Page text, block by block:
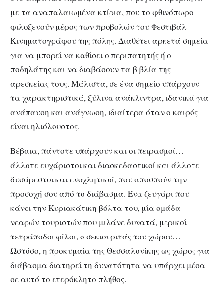
με τα αναπαλαιωμένα κτίρια, που το φθινόπωρο
φιλοξενούν μέρος των προβολών του Φεστιβάλ
Κινηματογράφου της πόλης. Διαθέτει αρκετά σημεία
για να μπορεί να καθίσει ο περιπατητής ή ο
ποδηλάτης και να διαβάσουν τα βιβλία της
αρεσκείας τους. Μάλιστα, σε ένα σημείο υπάρχουν
τα χαρακτηριστικά, ξύλινα ανάκλιντρα, ιδανικά για
ανάπαυση και ανάγνωση, ιδιαίτερα όταν ο καιρός
είναι ηλιόλουστος.
Βέβαια, πάντοτε υπάρχουν και οι πειρασμοί…
άλλοτε ευχάριστοι και διασκεδαστικοί και άλλοτε
δυσάρεστοι και ενοχλητικοί, που αποσπούν την
προσοχή σου από το διάβασμα. Ένα ζευγάρι που
κάνει την Κυριακάτικη βόλτα του, μία ομάδα
νεαρών τουριστών που μιλάνε δυνατά, μερικοί
τετράποδοι φίλοι, ο σεκιουριτάς του χώρου…
Ωστόσο, η προκυμαία της Θεσσαλονίκης ως χώρος για
διάβασμα διατηρεί τη δυνατότητα να υπάρχει μέσα
σε αυτό το ετερόκλητο πλήθος.